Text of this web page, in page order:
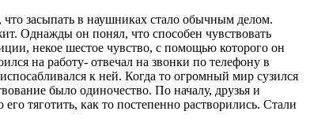
засыпать в наушниках стало обычным делом.
Однажды он понял, что способен чувствовать
некое шестое чувство, с помощью которого он
на работу- отвечал на звонки по телефону в
к ней. Когда то огромный мир сузился
было одиночество. По началу, друзья и
тяготить, как то постепенно растворились. Стали